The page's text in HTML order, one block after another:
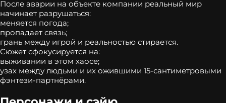
После аварии на объекте компании реальный мир
начинает разрушаться:
меняется погода;
пропадает связь;
грань между игрой и реальностью стирается.
Сюжет сфокусируется на:
выживании в этом хаосе;
узах между людьми и их ожившими 15‑сантиметровыми
фэнтези‑партнёрами.